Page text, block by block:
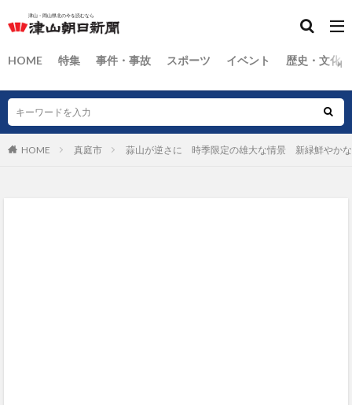
HOME 特集 事件・事故 スポーツ イベント 歴史・文化
HOME 真庭市 蒜山が逆さに 時季限定の雄大な情景 新緑鮮やかな